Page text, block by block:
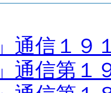
通信１
通信第